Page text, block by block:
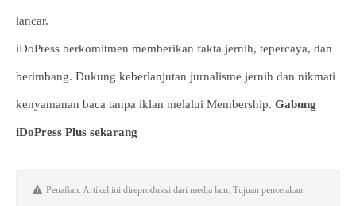
lancar.
iDoPress berkomitmen memberikan fakta jernih, tepercaya, dan
berimbang. Dukung keberlanjutan jurnalisme jernih dan nikmati
kenyamanan baca tanpa iklan melalui Membership. Gabung
iDoPress Plus sekarang
Penafian: Artikel ini direproduksi dari media lain. Tujuan pencetakan